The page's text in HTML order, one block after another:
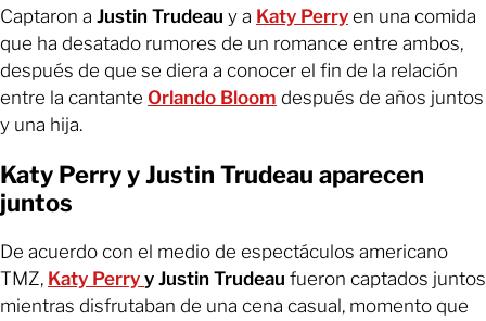
Captaron a Justin Trudeau y a Katy Perry en una comida
que ha desatado rumores de un romance entre ambos,
después de que se diera a conocer el fin de la relación
entre la cantante Orlando Bloom después de años juntos
y una hija.
Katy Perry y Justin Trudeau aparecen
juntos
De acuerdo con el medio de espectáculos americano
TMZ, Katy Perry y Justin Trudeau fueron captados juntos
mientras disfrutaban de una cena casual, momento que